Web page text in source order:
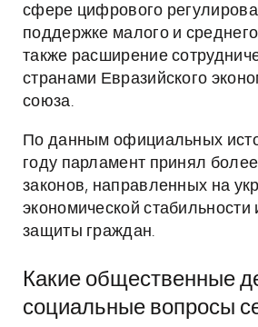
сфере цифрового
поддержке малого и
также расширение
странами Евразийского
союза.
По данным официальных
году парламент принял
законов, направленных на
экономической стабильности
защиты граждан.
Какие общественные
социальные вопросы